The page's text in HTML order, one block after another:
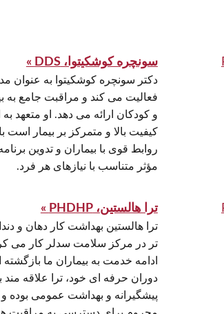
سونچره کوشکیتوا، DDS »
دکتر سونچره کوشکیتوا به عنوان
فعالیت می کند و مراقبت جامع به
و کودکان ارائه می دهد. او متعهد به
کیفیت بالا و متمرکز بر بیمار است با
روابط قوی با بیماران و تدوین
مؤثر متناسب با نیازهای هر فرد.
ترا هالستین، PHDHP »
ترا هالستین بهداشت کار دهان و
تر در مرکز سلامت سدلر کار می
ادامه خدمت به بیماران ما
دوران حرفه ای خود، ترا علاقه
پیشگیرانه و بهداشت عمومی بوده